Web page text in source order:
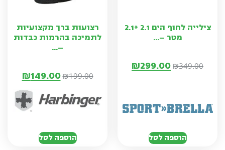
צילייה לחוף הים 2.1 *2.1
מטר –...
₪349.00
₪299.00
הוספה לסל
רצועות ברך מקצועיות
לתמיכה בהרמות כבדות
–...
₪199.00
₪149.00
הוספה לסל